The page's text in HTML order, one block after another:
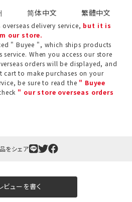
品をご購入いただきますと、熨
delivery service, but it is
our store.
" Buyee ", which ships products
service. When you access our store
orders will be displayed, and
to make purchases on your
be sure to read the " Buyee
" our store overseas orders
简体中文 繁體中文
をシェア
ビューを書く